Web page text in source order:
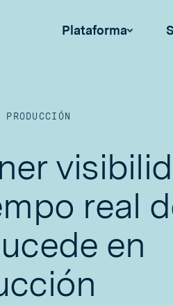
Plataforma
real
en